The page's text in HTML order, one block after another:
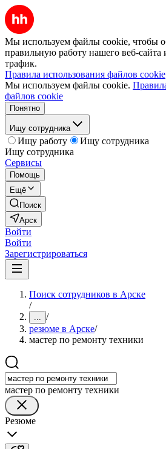
Мы используем файлы cookie, чтобы
правильную работу нашего веб-сайта
трафик.
Правила использования файлов cookie
Мы используем файлы cookie.
файлов cookie
Понятно
Ищу сотрудника
Ищу работу
Ищу сотрудника
Ищу сотрудника
Сервисы
Помощь
Ещё
Поиск
Арск
Войти
Войти
Зарегистрироваться
Поиск сотрудников в Арске
/
... /
резюме в Арске/
мастер по ремонту техники
мастер по ремонту техники
Резюме